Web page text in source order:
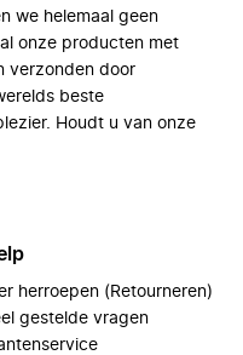
we helemaal geen
onze producten met
verzonden door
beste
Houdt u van onze
herroepen (Retourneren)
gestelde vragen